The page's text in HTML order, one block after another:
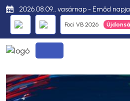
2026.08.09., vasárnap - Emőd napja
Foci VB 2026